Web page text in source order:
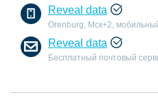
Reveal data
Orenburg, Мск+2,
Reveal data
Бесплатный почтовый